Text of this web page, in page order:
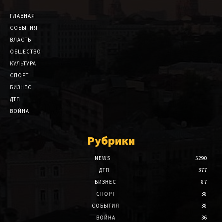
ГЛАВНАЯ
СОБЫТИЯ
ВЛАСТЬ
ОБЩЕСТВО
КУЛЬТУРА
СПОРТ
БИЗНЕС
ДТП
ВОЙНА
Рубрики
NEWS
5290
ДТП
377
БИЗНЕС
87
СПОРТ
38
СОБЫТИЯ
38
ВОЙНА
36